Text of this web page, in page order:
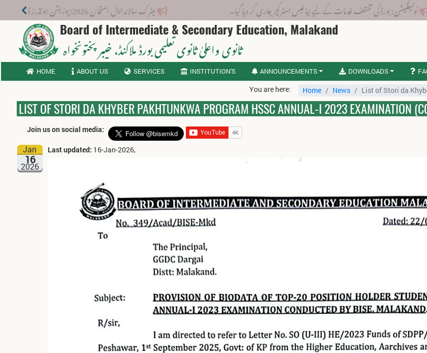
بورڈ کی مختلف خدمات کے لیے نیا فیس اسٹرکچر جاری کر دیا گیا۔ میٹرک سالانہ اوّل امتحان 2026: پوزیشن ہولڈرز کا اعلان 6 اگست کو دوپہر 2 بجے اور مکمل نتائج شام 4 بجے بورڈ کی ویب سائٹ پر جاری ہوں گے۔
Board of Intermediate & Secondary Education, Malakand
ثانوی واعلیٰ ثانوی تعلیمی بورڈ ملاکنڈ، خیبر پختونخواہ
HOME ABOUT US SERVICES INSTITUTION'S ANNOUNCEMENTS DOWNLOADS
You are here: Home News List of Stori da
LIST OF STORI DA KHYBER PAKHTUNKWA PROGRAM HSSC ANNUAL-I 2023 EXAMINATION
Join us on social media:
2026
Jan
16
Last updated: 16-Jan-2026,